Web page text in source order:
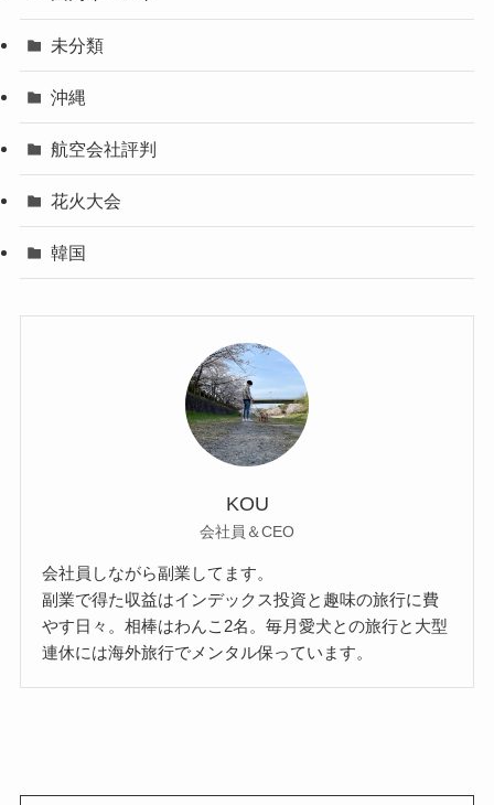
未分類
沖縄
航空会社評判
花火大会
韓国
KOU
会社員＆CEO
会社員しながら副業してます。
副業で得た収益はインデックス投資と趣味の旅行に費
やす日々。相棒はわんこ2名。毎月愛犬との旅行と大型
連休には海外旅行でメンタル保っています。